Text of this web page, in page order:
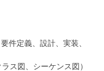
件定義、設計、実装、
ス図、シーケンス図）